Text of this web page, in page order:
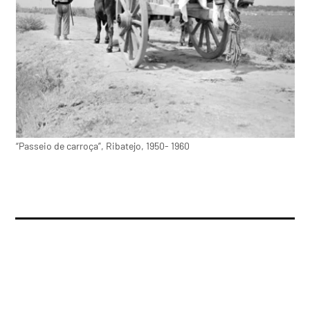
“Passeio de carroça”, Ribatejo, 1950- 1960